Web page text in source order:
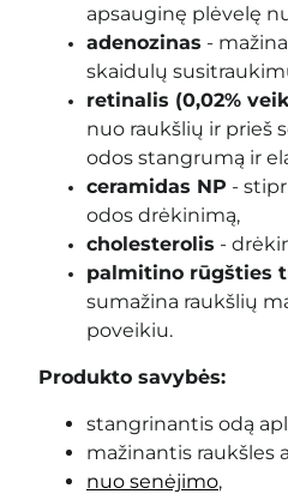
apsauginę plėvelę
adenozinas -
skaidulų
retinalis (0,02%
nuo raukšlių ir prieš
odos stangrumą ir
ceramidas NP -
odos drėkinimą,
cholesterolis -
palmitino rūgšties
sumažina raukšlių
poveikiu.
Produkto savybės:
stangrinantis odą
mažinantis raukšles
nuo senėjimo,